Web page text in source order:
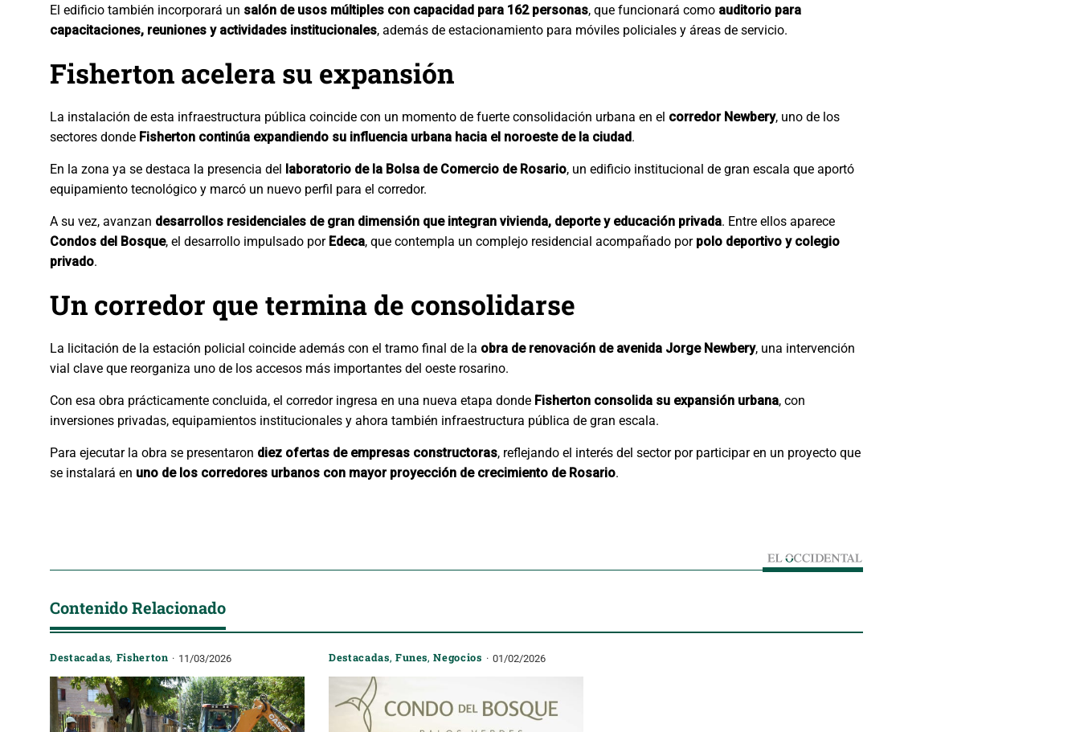
El edificio también incorporará un salón de usos múltiples con capacidad para 162 personas, que funcionará como auditorio para
capacitaciones, reuniones y actividades institucionales, además de estacionamiento para móviles policiales y áreas de servicio.
Fisherton acelera su expansión
La instalación de esta infraestructura pública coincide con un momento de fuerte consolidación urbana en el corredor Newbery, uno de los
sectores donde Fisherton continúa expandiendo su influencia urbana hacia el noroeste de la ciudad.
En la zona ya se destaca la presencia del laboratorio de la Bolsa de Comercio de Rosario, un edificio institucional de gran escala que aportó
equipamiento tecnológico y marcó un nuevo perfil para el corredor.
A su vez, avanzan desarrollos residenciales de gran dimensión que integran vivienda, deporte y educación privada. Entre ellos aparece
Condos del Bosque, el desarrollo impulsado por Edeca, que contempla un complejo residencial acompañado por polo deportivo y colegio
privado.
Un corredor que termina de consolidarse
La licitación de la estación policial coincide además con el tramo final de la obra de renovación de avenida Jorge Newbery, una intervención
vial clave que reorganiza uno de los accesos más importantes del oeste rosarino.
Con esa obra prácticamente concluida, el corredor ingresa en una nueva etapa donde Fisherton consolida su expansión urbana, con
inversiones privadas, equipamientos institucionales y ahora también infraestructura pública de gran escala.
Para ejecutar la obra se presentaron diez ofertas de empresas constructoras, reflejando el interés del sector por participar en un proyecto que
se instalará en uno de los corredores urbanos con mayor proyección de crecimiento de Rosario.
Contenido Relacionado
Destacadas, Fisherton 11/03/2026 Destacadas, Funes,Negocios 01/02/2026